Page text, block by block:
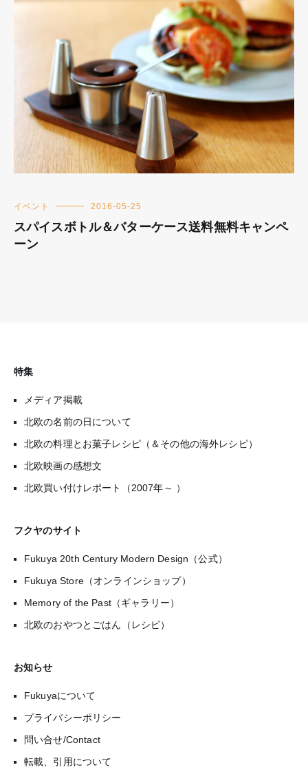
イベント 2016-05-25
スパイスボトル＆バターケース送料無料キャンペ
ーン
特集
メディア掲載
北欧の名前の日について
北欧の料理とお菓子レシピ（＆その他の海外レシピ）
北欧映画の感想文
北欧買い付けレポート（2007年～ ）
フクヤのサイト
Fukuya 20th Century Modern Design（公式）
Fukuya Store（オンラインショップ）
Memory of the Past（ギャラリー）
北欧のおやつとごはん（レシピ）
お知らせ
Fukuyaについて
プライバシーポリシー
問い合せ/Contact
転載、引用について